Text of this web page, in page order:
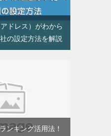
ドレス）がわから
の設定方法を解説
ンキング活用法！